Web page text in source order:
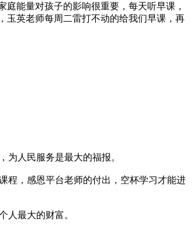
能量对孩子的影响很重要，每天听早课，
玉英老师每周二雷打不动的给我们早课，再
人民服务是最大的福报。
程，感恩平台老师的付出，空杯学习才能进
人最大的财富。